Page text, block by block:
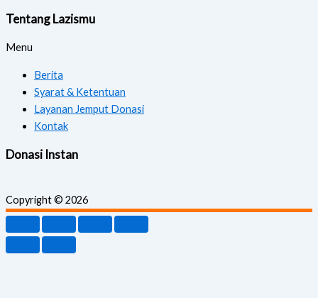
Tentang Lazismu
Menu
Berita
Syarat & Ketentuan
Layanan Jemput Donasi
Kontak
Donasi Instan
Copyright © 2026